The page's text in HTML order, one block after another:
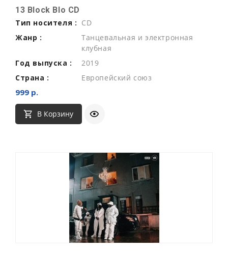
13 Block Blo CD
Тип носителя : CD
Жанр :
Танцевальная и электронная
клубная
Год выпуска :
2019
Страна :
Европейский союз
999 р.
В Корзину